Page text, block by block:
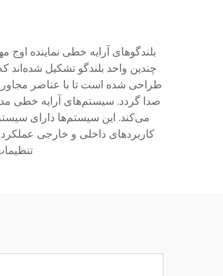
بلندگوهای آرایه خطی نماینده
چندین واحد بلندگو تشکیل شده‌اند
طراحی شده است تا با عناصر مجاور
می‌کند. این سیستم‌ها دارای
کاربردهای داخلی و خارجی